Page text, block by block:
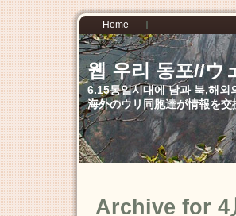
Home
웹 우리 동포//ウ
6.15통일시대에 남과 북,해
海外のウリ同胞達が情報を
Archive for 4